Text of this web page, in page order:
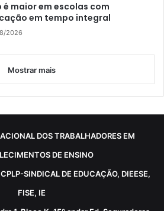
é maior em escolas com
em tempo integral
2026
Mostrar mais
DOS TRABALHADORES EM
DE ENSINO
SINDICAL DE EDUCAÇÃO, DIEESE,
FISE, IE